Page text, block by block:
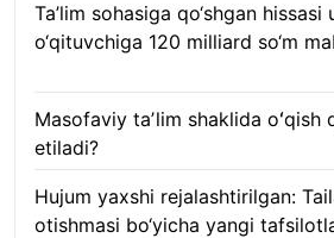
Ta’lim sohasiga qo‘shgan
o‘qituvchiga 120 milliard so‘m
Masofaviy taʼlim shaklida oʻqish
etiladi?
Hujum yaxshi rejalashtirilgan:
otishmasi bo‘yicha yangi